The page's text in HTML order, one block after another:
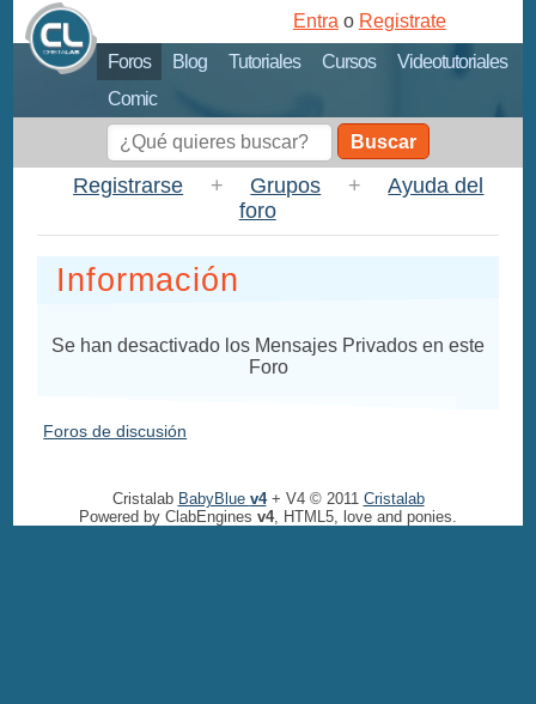
Foros Blog Tutoriales Cursos
Videotutoriales
Comic
Entra o Registrate
Buscar
Registrarse + Grupos +
Ayuda del
foro
Información
Se han desactivado los Mensajes Privados en este
Foro
Foros de discusión
Cristalab BabyBlue v4+ V4 © 2011 Cristalab
Powered by ClabEngines v4, HTML5, love and ponies.